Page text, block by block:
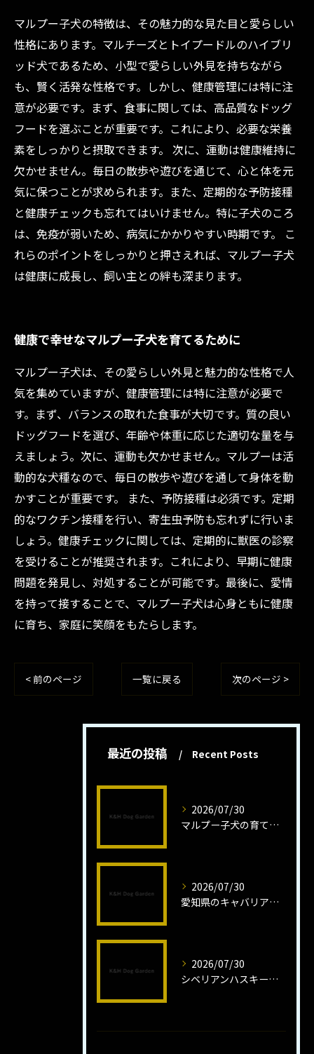
マルプー子犬の特徴は、その魅力的な見た目と愛らしい
性格にあります。マルチーズとトイプードルのハイブリ
ッド犬であるため、小型で愛らしい外見を持ちながら
も、賢く活発な性格です。しかし、健康管理には特に注
意が必要です。まず、食事に関しては、高品質なドッグ
フードを選ぶことが重要です。これにより、必要な栄養
素をしっかりと摂取できます。 次に、運動は健康維持に
欠かせません。毎日の散歩や遊びを通じて、心と体を元
気に保つことが求められます。また、定期的な予防接種
と健康チェックも忘れてはいけません。特に子犬のころ
は、免疫が弱いため、病気にかかりやすい時期です。 こ
れらのポイントをしっかりと押さえれば、マルプー子犬
は健康に成長し、飼い主との絆も深まります。
健康で幸せなマルプー子犬を育てるために
マルプー子犬は、その愛らしい外見と魅力的な性格で人
気を集めていますが、健康管理には特に注意が必要で
す。まず、バランスの取れた食事が大切です。質の良い
ドッグフードを選び、年齢や体重に応じた適切な量を与
えましょう。次に、運動も欠かせません。マルプーは活
動的な犬種なので、毎日の散歩や遊びを通して身体を動
かすことが重要です。 また、予防接種は必須です。定期
的なワクチン接種を行い、寄生虫予防も忘れずに行いま
しょう。健康チェックに関しては、定期的に獣医の診察
を受けることが推奨されます。これにより、早期に健康
問題を発見し、対処することが可能です。最後に、愛情
を持って接することで、マルプー子犬は心身ともに健康
に育ち、家庭に笑顔をもたらします。
< 前のページ 一覧に戻る 次のページ >
最近の投稿 Recent Posts
2026/07/30
マルプー子犬の育て方と魅力解説
2026/07/30
愛知県のキャバリア子犬の魅力秘話
2026/07/30
シベリアンハスキー子犬の魅力と飼育法